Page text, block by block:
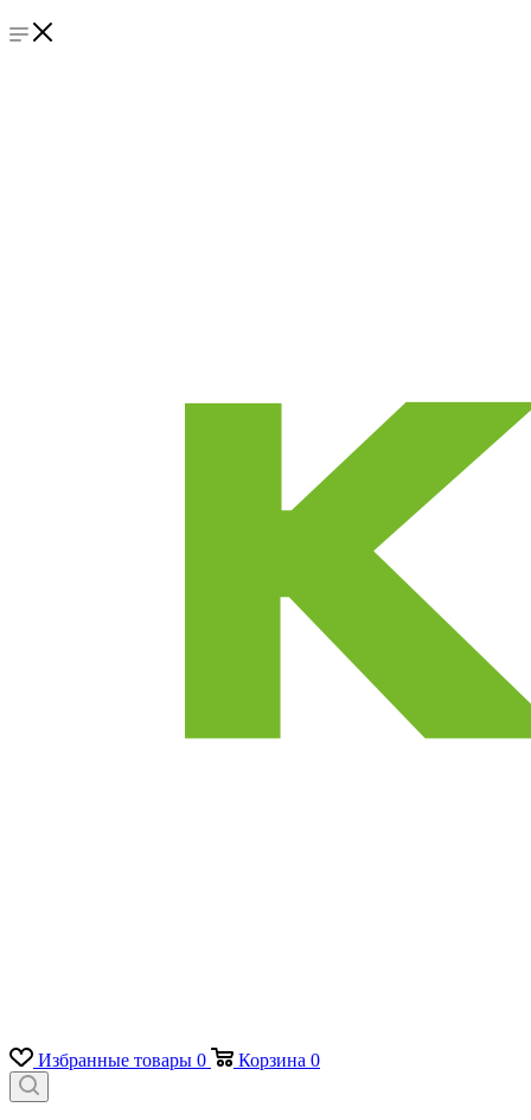
Избранные товары 0 Корзина 0